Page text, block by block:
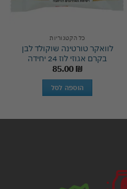
כל הקטגוריות
לוואקר טורטינה שוקולד לבן
בקרם אגוזי לוז 24 יחידה
85.00 ₪
הוספה לסל